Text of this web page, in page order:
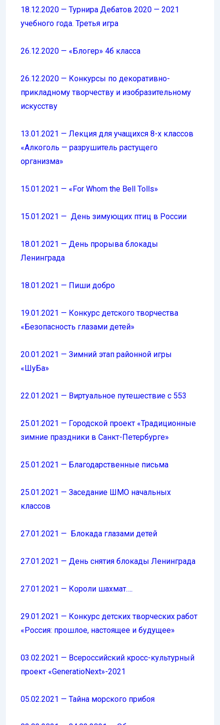
18.12.2020 — Турнира Дебатов 2020 — 2021
учебного года. Третья игра
26.12.2020 — «Блогер» 4б класса
26.12.2020 — Конкурсы по декоративно-
прикладному творчеству и изобразительному
искусству
13.01.2021 — Лекция для учащихся 8-х классов
«Алкоголь — разрушитель растущего
организма»
15.01.2021 — «For Whom the Bell Tolls»
15.01.2021 — День зимующих птиц в России
18.01.2021 — День прорыва блокады
Ленинграда
18.01.2021 — Пиши добро
19.01.2021 — Конкурс детского творчества
«Безопасность глазами детей»
20.01.2021 — Зимний этап районной игры
«ШуБа»
22.01.2021 — Виртуальное путешествие с 553
25.01.2021 — Городской проект «Традиционные
зимние праздники в Санкт-Петербурге»
25.01.2021 — Благодарственные письма
25.01.2021 — Заседание ШМО начальных
классов
27.01.2021 — Блокада глазами детей
27.01.2021 — День снятия блокады Ленинграда
27.01.2021 — Короли шахмат….
29.01.2021 — Конкурс детских творческих работ
«Россия: прошлое, настоящее и будущее»
03.02.2021 — Всероссийский кросс-культурный
проект «GeneratioNext»-2021
05.02.2021 — Тайна морского прибоя